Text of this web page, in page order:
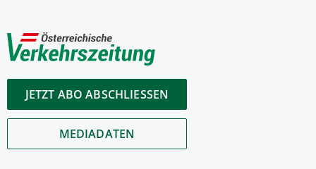
JETZT ABO ABSCHLIESSEN
MEDIADATEN